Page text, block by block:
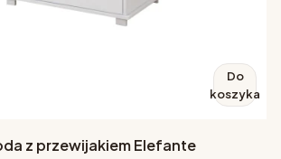
Do
koszyka
z przewijakiem Elefante